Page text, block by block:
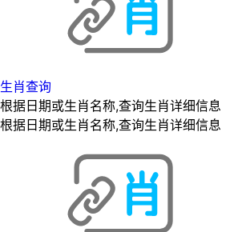
生肖查询
根据日期或生肖名称,查询生肖详细信息
根据日期或生肖名称,查询生肖详细信息